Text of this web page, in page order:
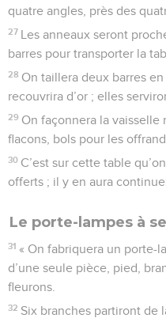
quatre angles, près des
27 Les anneaux seront
barres pour transporter la
28 On taillera deux barres
recouvrira d’or ; elles
29 On façonnera la vaisselle
flacons, bols pour les
30 C’est sur cette table
offerts ; il y en aura
Le porte-lampes à
31 « On fabriquera un porte-
d’une seule pièce, pied,
fleurons.
32 Six branches partiront de